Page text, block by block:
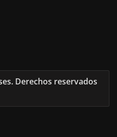
Derechos reservados